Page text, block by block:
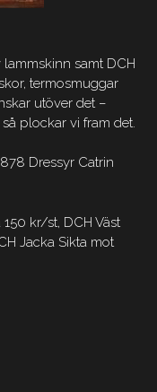
samt DCH
termosmuggar
utöver det –
plockar vi fram det.
Dressyr Catrin
kr/st, DCH Väst
Jacka Sikta mot